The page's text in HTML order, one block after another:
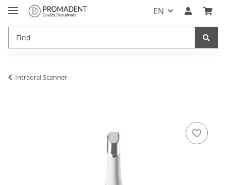
EN
Intraoral Scanner